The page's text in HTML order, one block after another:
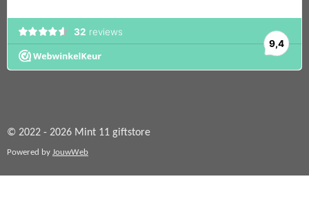
© 2022 - 2026 Mint 11 giftstore
Powered by JouwWeb